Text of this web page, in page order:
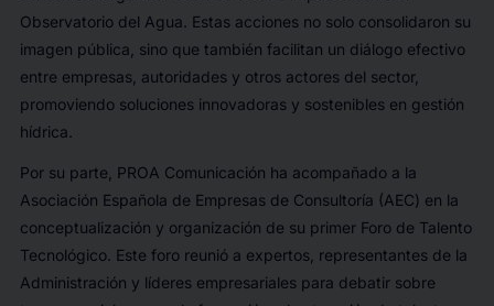
Observatorio del Agua. Estas acciones no solo consolidaron su
imagen pública, sino que también facilitan un diálogo efectivo
entre empresas, autoridades y otros actores del sector,
promoviendo soluciones innovadoras y sostenibles en gestión
hídrica.
Por su parte, PROA Comunicación ha acompañado a la
Asociación Española de Empresas de Consultoría (AEC) en la
conceptualización y organización de su primer Foro de Talento
Tecnológico. Este foro reunió a expertos, representantes de la
Administración y líderes empresariales para debatir sobre